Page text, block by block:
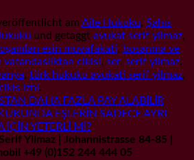
am Aile Hukuku, Şahıs
und getaggt avukat serif yilmaz,
esin muvafakati, bosanma ve
vatandasliktan cikisi, ser, serif yilmaz,
, türk hukuku avukati serif yilmaz,
izni.
DAHA FAZLA PAY ALABİLİR
EŞLERİN SADECE AYRI
YETERLİ Mİ?
Yilmaz | Johannistrasse 84-85 |
+49 (0)152 244 444 05